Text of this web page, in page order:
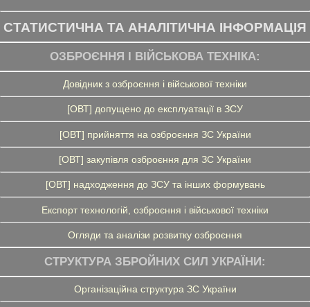
СТАТИСТИЧНА ТА АНАЛІТИЧНА ІНФОРМАЦІЯ
ОЗБРОЄННЯ І ВІЙСЬКОВА ТЕХНІКА:
Довідник з озброєння і військової техніки
[ОВТ] допущено до експлуатації в ЗСУ
[ОВТ] прийняття на озброєння ЗС України
[ОВТ] закупівля озброєння для ЗС України
[ОВТ] надходження до ЗСУ та інших формувань
Експорт технологій, озброєння і військової техніки
Огляди та аналізи розвитку озброєння
СТРУКТУРА ЗБРОЙНИХ СИЛ УКРАЇНИ:
Організаційна структура ЗС України